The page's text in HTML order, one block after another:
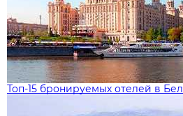
Топ-15 бронируемых отелей в